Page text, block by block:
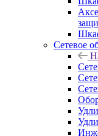
Сетевое